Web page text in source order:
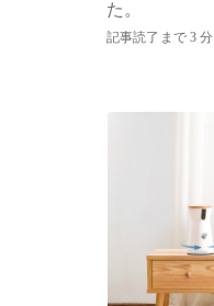
た。
記事読了まで 3 分